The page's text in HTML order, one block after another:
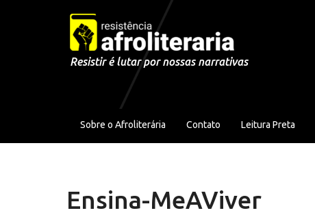
Pular para o conteúdo
Resistir é lutar por nossas narrativas
Sobre o Afroliterária Contato Leitura Preta
Ensina-MeAViver